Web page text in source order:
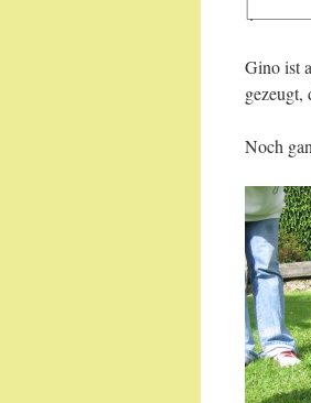
Gino ist
gezeugt,
Noch